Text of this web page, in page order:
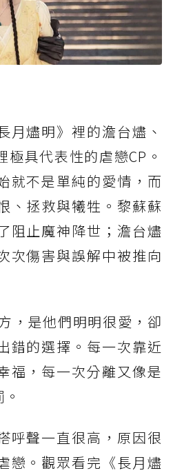
月燼明》裡的澹台燼、
具代表性的虐戀CP。
就不是單純的愛情，而
、拯救與犧牲。黎蘇蘇
阻止魔神降世；澹台燼
次傷害與誤解中被推向
，是他們明明很愛，卻
錯的選擇。每一次靠近
福，每一次分離又像是
呼聲一直很高，原因很
戀。觀眾看完《長月燼